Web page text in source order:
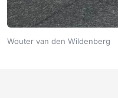
Wouter van den Wildenberg